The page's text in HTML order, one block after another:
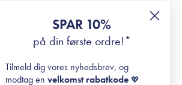
til rosaceaSPAR 10%
på din første ordre!*
Tilmeld dig vores nyhedsbrev, og
modtag en velkomst rabatkode 💖